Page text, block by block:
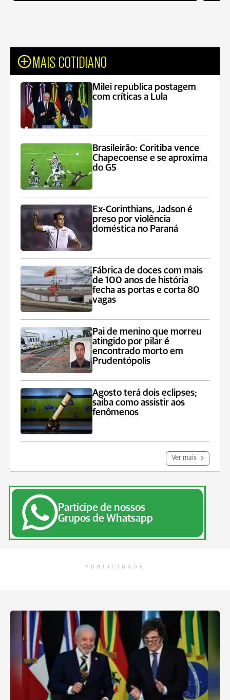
MAIS COTIDIANO
Milei republica postagem
com críticas a Lula
Brasileirão: Coritiba vence
Chapecoense e se aproxima
do G5
Ex-Corinthians, Jadson é
preso por violência
doméstica no Paraná
Fábrica de doces com mais
de 100 anos de história
fecha as portas e corta 80
vagas
Pai de menino que morreu
atingido por pilar é
encontrado morto em
Prudentópolis
Agosto terá dois eclipses;
saiba como assistir aos
fenômenos
Ver mais
Participe de nossos
Grupos de Whatsapp
PUBLICIDADE